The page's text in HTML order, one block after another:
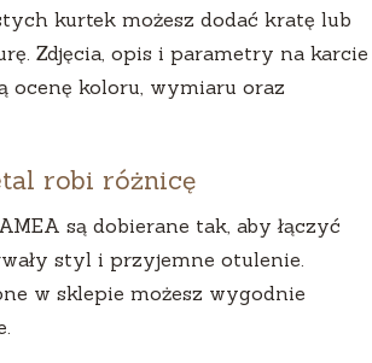
kurtek możesz dodać kratę lub
Zdjęcia, opis i parametry na karcie
ocenę koloru, wymiaru oraz
robi różnicę
są dobierane tak, aby łączyć
styl i przyjemne otulenie.
w sklepie możesz wygodnie